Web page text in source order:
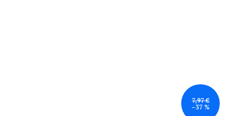
7,97 €
–37 %